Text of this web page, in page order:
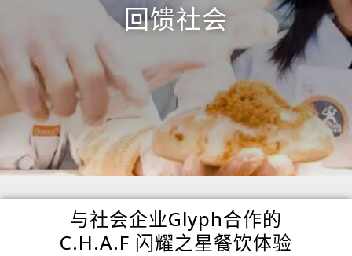
回馈社会
与社会企业Glyph合作的
C.H.A.F 闪耀之星餐饮体验